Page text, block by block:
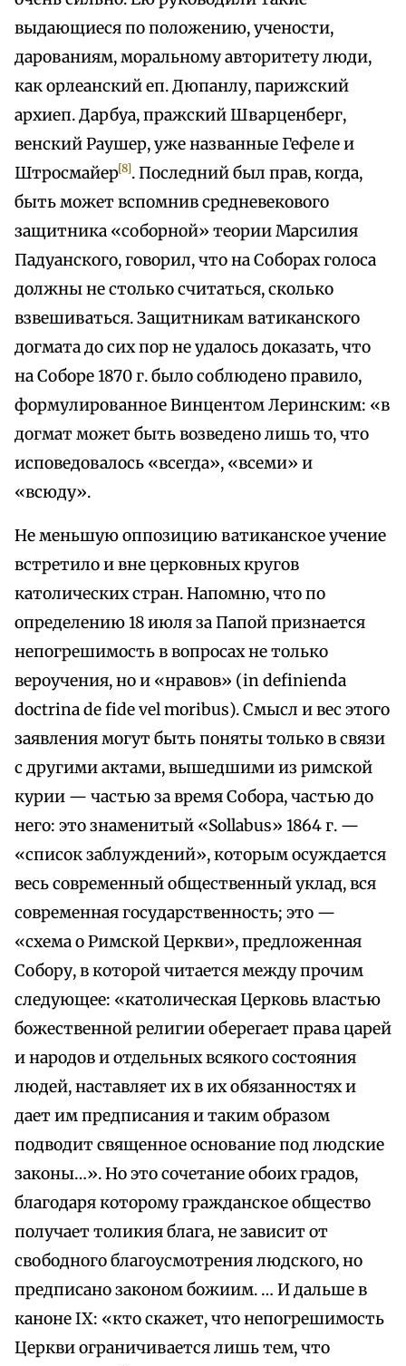
выдающиеся по положению, учености,
дарованиям, моральному авторитету люди,
как орлеанский еп. Дюпанлу, парижский
архиеп. Дарбуа, пражский Шварценберг,
венский Раушер, уже названные Гефеле и
Штросмайер[8]. Последний был прав, когда,
быть может вспомнив средневекового
защитника «соборной» теории Марсилия
Падуанского, говорил, что на Соборах голоса
должны не столько считаться, сколько
взвешиваться. Защитникам ватиканского
догмата до сих пор не удалось доказать, что
на Соборе 1870 г. было соблюдено правило,
формулированное Винцентом Леринским: «в
догмат может быть возведено лишь то, что
исповедовалось «всегда», «всеми» и
«всюду».
Не меньшую оппозицию ватиканское учение
встретило и вне церковных кругов
католических стран. Напомню, что по
определению 18 июля за Папой признается
непогрешимость в вопросах не только
вероучения, но и «нравов» (in definienda
doctrina de fide vel moribus). Смысл и вес этого
заявления могут быть поняты только в связи
с другими актами, вышедшими из римской
курии — частью за время Собора, частью до
него: это знаменитый «Sollabus» 1864 г. —
«список заблуждений», которым осуждается
весь современный общественный уклад, вся
современная государственность; это —
«схема о Римской Церкви», предложенная
Собору, в которой читается между прочим
следующее: «католическая Церковь властью
божественной религии оберегает права царей
и народов и отдельных всякого состояния
людей, наставляет их в их обязанностях и
дает им предписания и таким образом
подводит священное основание под людские
законы…». Но это сочетание обоих градов,
благодаря которому гражданское общество
получает толикия блага, не зависит от
свободного благоусмотрения людского, но
предписано законом божиим. … И дальше в
каноне IX: «кто скажет, что непогрешимость
Церкви ограничивается лишь тем, что